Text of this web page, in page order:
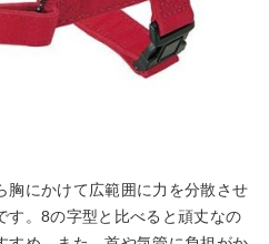
胸にかけて広範囲に力を分散させ
す。8の字型と比べると頑丈なの